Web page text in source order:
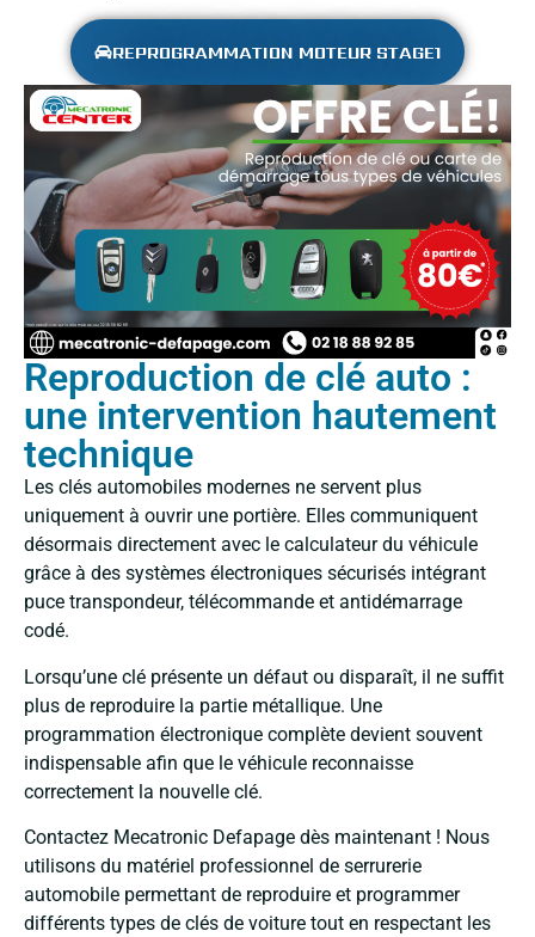
REPROGRAMMATION MOTEUR STAGE1
Reproduction de clé auto :
une intervention hautement
technique
Les clés automobiles modernes ne servent plus
uniquement à ouvrir une portière. Elles communiquent
désormais directement avec le calculateur du véhicule
grâce à des systèmes électroniques sécurisés intégrant
puce transpondeur, télécommande et antidémarrage
codé.
Lorsqu’une clé présente un défaut ou disparaît, il ne suffit
plus de reproduire la partie métallique. Une
programmation électronique complète devient souvent
indispensable afin que le véhicule reconnaisse
correctement la nouvelle clé.
Contactez Mecatronic Defapage dès maintenant ! Nous
utilisons du matériel professionnel de serrurerie
automobile permettant de reproduire et programmer
différents types de clés de voiture tout en respectant les